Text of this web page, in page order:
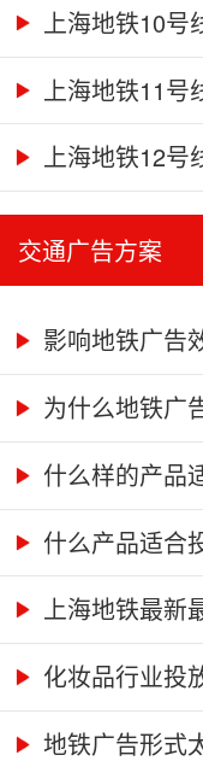
上海地铁10
上海地铁11
上海地铁12号
交通广告方案
影响地铁广告
为什么地铁广
什么样的产品
什么产品适合
上海地铁最新
化妆品行业投
地铁广告形式